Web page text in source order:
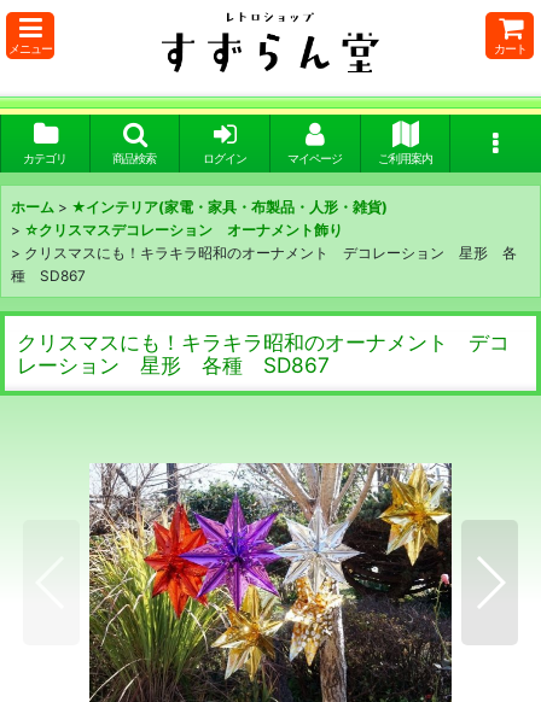
メニュー カート
カテゴリ 商品検索 ログイン マイページ ご利用案内
ホーム > ★インテリア(家電・家具・布製品・人形・雑貨)
> ☆クリスマスデコレーション オーナメント飾り
> クリスマスにも！キラキラ昭和のオーナメント デコレーション 星形 各
種 SD867
クリスマスにも！キラキラ昭和のオーナメント デコ
レーション 星形 各種 SD867